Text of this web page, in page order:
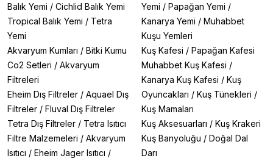
Balık Yemi / Cichlid Balık Yemi
Tropical Balık Yemi / Tetra
Yemi
Akvaryum Kumları / Bitki Kumu
Co2 Setleri / Akvaryum
Filtreleri
Eheim Dış Filtreler / Aquael Dış
Filtreler / Fluval Dış Filtreler
Tetra Dış Filtreler / Tetra Isıtıcı
Filtre Malzemeleri / Akvaryum
Isıtıcı / Eheim Jager Isıtıcı /
Yemi / Papağan Yemi /
Kanarya Yemi / Muhabbet
Kuşu Yemleri
Kuş Kafesi / Papağan Kafesi
Muhabbet Kuş Kafesi /
Kanarya Kuş Kafesi / Kuş
Oyuncakları / Kuş Tünekleri /
Kuş Mamaları
Kuş Aksesuarları / Kuş Krakeri
Kuş Banyoluğu / Doğal Dal
Darı